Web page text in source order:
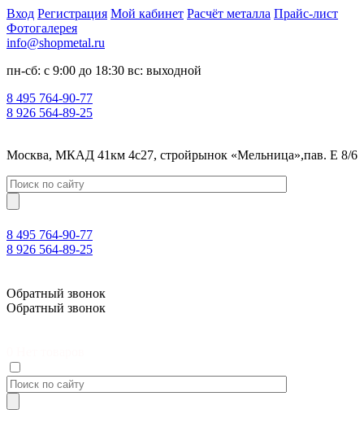
Вход Регистрация Мой кабинет Расчёт металла Прайс-лист
Фотогалерея
info@shopmetal.ru
пн-сб: с 9:00 до 18:30 вс: выходной
8 495 764-90-77
8 926 564-89-25
Москва, МКАД 41км 4с27, стройрынок «Мельница»,пав. Е 8/6
8 495 764-90-77
8 926 564-89-25
Обратный звонок
Обратный звонок